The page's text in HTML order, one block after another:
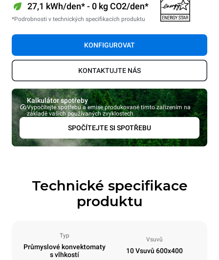
27,1 kWh/den* - 0 kg CO2/den*
*Podrobnosti v technických specifikacích produktu
KONFIGUROVAT
KONTAKTUJTE NÁS
Kalkulátor spotřeby
Vypočítejte spotřebu a emise produkované tímto zařízením na
základě vašich používaných zvyklostech.
SPOČÍTEJTE SI SPOTŘEBU
Technické specifikace
produktu
Typ
Průmyslové konvektomaty
s vlhkostí
Vsuvů
10 Vsuvů 600x400